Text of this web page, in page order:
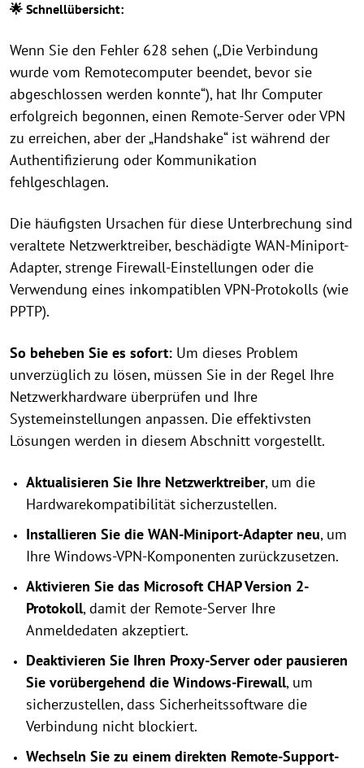
🌟 Schnellübersicht:
Wenn Sie den Fehler 628 sehen („Die Verbindung
wurde vom Remotecomputer beendet, bevor sie
abgeschlossen werden konnte“), hat Ihr Computer
erfolgreich begonnen, einen Remote-Server oder VPN
zu erreichen, aber der „Handshake“ ist während der
Authentifizierung oder Kommunikation
fehlgeschlagen.
Die häufigsten Ursachen für diese Unterbrechung sind
veraltete Netzwerktreiber, beschädigte WAN-Miniport-
Adapter, strenge Firewall-Einstellungen oder die
Verwendung eines inkompatiblen VPN-Protokolls (wie
PPTP).
So beheben Sie es sofort: Um dieses Problem
unverzüglich zu lösen, müssen Sie in der Regel Ihre
Netzwerkhardware überprüfen und Ihre
Systemeinstellungen anpassen. Die effektivsten
Lösungen werden in diesem Abschnitt vorgestellt.
Aktualisieren Sie Ihre Netzwerktreiber, um die
Hardwarekompatibilität sicherzustellen.
Installieren Sie die WAN-Miniport-Adapter neu, um
Ihre Windows-VPN-Komponenten zurückzusetzen.
Aktivieren Sie das Microsoft CHAP Version 2-
Protokoll, damit der Remote-Server Ihre
Anmeldedaten akzeptiert.
Deaktivieren Sie Ihren Proxy-Server oder pausieren
Sie vorübergehend die Windows-Firewall, um
sicherzustellen, dass Sicherheitssoftware die
Verbindung nicht blockiert.
Wechseln Sie zu einem direkten Remote-Support-